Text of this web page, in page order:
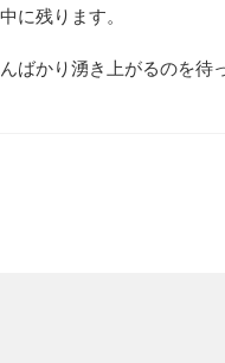
に残ります。
ばかり湧き上がるのを待